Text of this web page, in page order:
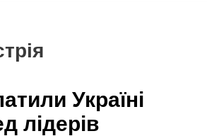
Україні
лідерів